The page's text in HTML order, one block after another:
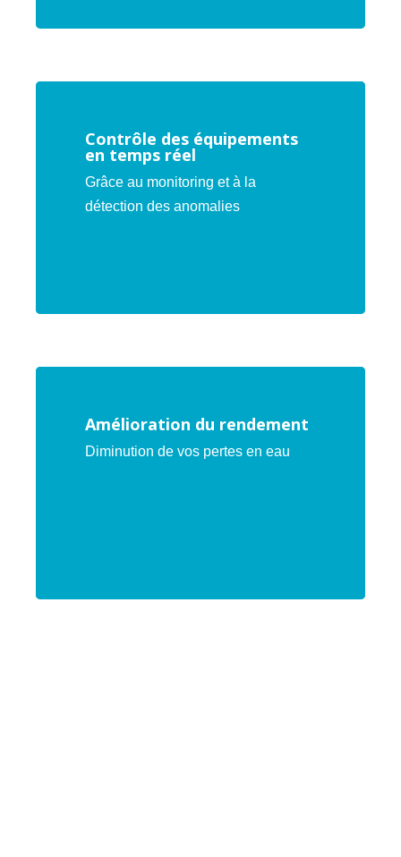
Contrôle des équipements
en temps réel
Grâce au monitoring et à la
détection des anomalies
Amélioration du rendement
Diminution de vos pertes en eau